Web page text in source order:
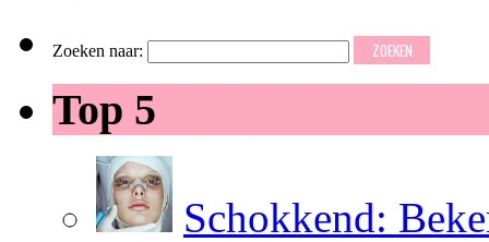
Zoeken naar:
Top 5
Schokkend: